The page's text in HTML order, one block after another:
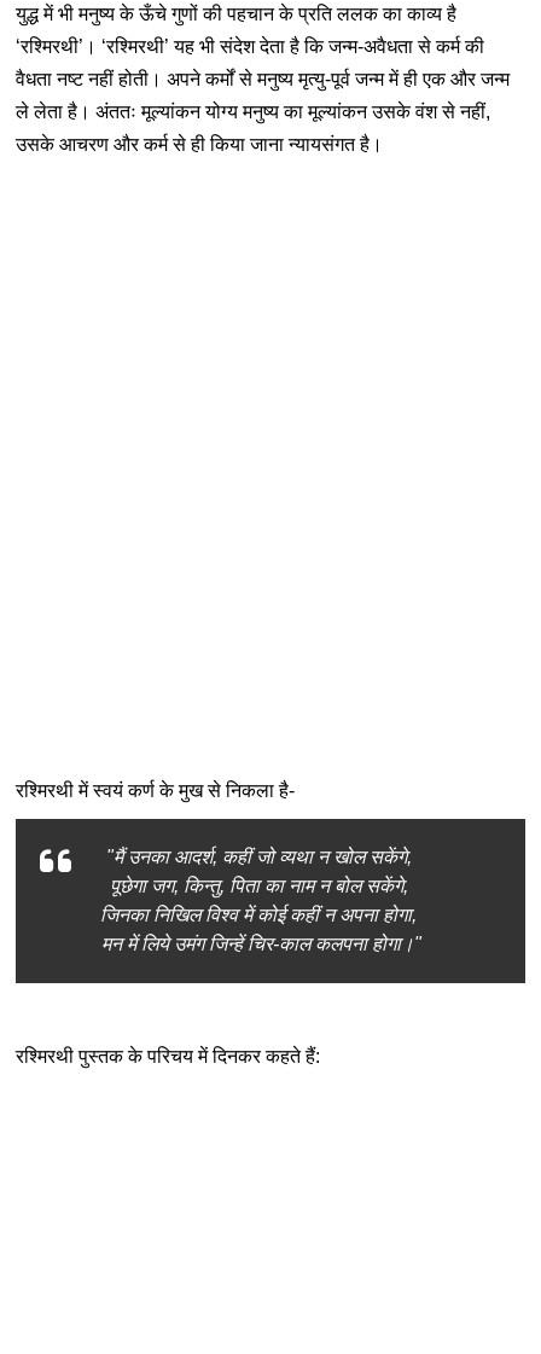
युद्ध में भी मनुष्य के ऊँचे गुणों की पहचान के प्रति ललक का काव्य है
‘रश्मिरथी’। ‘रश्मिरथी’ यह भी संदेश देता है कि जन्म-अवैधता से कर्म की
वैधता नष्ट नहीं होती। अपने कर्मों से मनुष्य मृत्यु-पूर्व जन्म में ही एक और जन्म
ले लेता है। अंततः मूल्यांकन योग्य मनुष्य का मूल्यांकन उसके वंश से नहीं,
उसके आचरण और कर्म से ही किया जाना न्यायसंगत है।
रश्मिरथी में स्वयं कर्ण के मुख से निकला है-
"मैं उनका आदर्श, कहीं जो व्यथा न खोल सकेंगे,
पूछेगा जग, किन्तु, पिता का नाम न बोल सकेंगे,
जिनका निखिल विश्व में कोई कहीं न अपना होगा,
मन में लिये उमंग जिन्हें चिर-काल कलपना होगा।"
रश्मिरथी पुस्तक के परिचय में दिनकर कहते हैं: